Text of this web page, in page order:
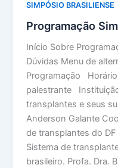
SIMPÓSIO BRASILIENSE
Programação
Início Sobre
Dúvidas Menu de
Programação
palestrante
transplantes e seus
Anderson Galante
de transplantes do
Sistema de
brasileiro. Profa. Dra.